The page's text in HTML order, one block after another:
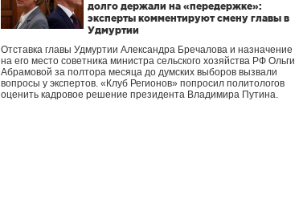
долго держали на «передержке»:
эксперты комментируют смену главы в
Удмуртии
Отставка главы Удмуртии Александра Бречалова и назначение
на его место советника министра сельского хозяйства РФ Ольги
Абрамовой за полтора месяца до думских выборов вызвали
вопросы у экспертов. «Клуб Регионов» попросил политологов
оценить кадровое решение президента Владимира Путина.